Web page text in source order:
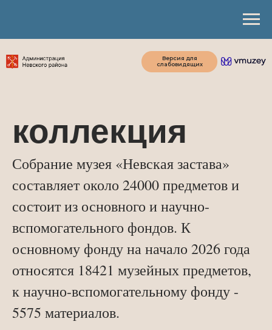
Версия для
слабовидящих
коллекция
Собрание музея «Невская застава»
составляет около 24000 предметов и
состоит из основного и научно-
вспомогательного фондов. К
основному фонду на начало 2026 года
относятся 18421 музейных предметов,
к научно-вспомогательному фонду -
5575 материалов.